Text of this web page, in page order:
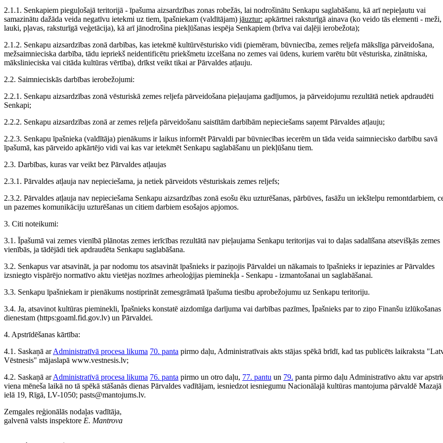
2.1.1. Senkapiem pieguļošajā teritorijā - īpašuma aizsardzības zonas robežās, lai nodrošinātu Senkapu saglabāšanu, kā arī nepieļautu vai
samazinātu dažāda veida negatīvu ietekmi uz tiem, īpašniekam (valdītājam) jāuztur: apkārtnei raksturīgā ainava (ko veido tās elementi - meži,
lauki, pļavas, raksturīgā veģetācija), kā arī jānodrošina piekļūšanas iespēja Senkapiem (brīva vai daļēji ierobežota);
2.1.2. Senkapu aizsardzības zonā darbības, kas ietekmē kultūrvēsturisko vidi (piemēram, būvniecība, zemes reljefa mākslīga pārveidošana,
mežsaimnieciska darbība, tādu iepriekš neidentificētu priekšmetu izcelšana no zemes vai ūdens, kuriem varētu būt vēsturiska, zinātniska,
mākslinieciska vai citāda kultūras vērtība), drīkst veikt tikai ar Pārvaldes atļauju.
2.2. Saimnieciskās darbības ierobežojumi:
2.2.1. Senkapu aizsardzības zonā vēsturiskā zemes reljefa pārveidošana pieļaujama gadījumos, ja pārveidojumu rezultātā netiek apdraudēti
Senkapi;
2.2.2. Senkapu aizsardzības zonā ar zemes reljefa pārveidošanu saistītām darbībām nepieciešams saņemt Pārvaldes atļauju;
2.2.3. Senkapu īpašnieka (valdītāja) pienākums ir laikus informēt Pārvaldi par būvniecības iecerēm un tāda veida saimniecisko darbību savā
īpašumā, kas pārveido apkārtējo vidi vai kas var ietekmēt Senkapu saglabāšanu un piekļūšanu tiem.
2.3. Darbības, kuras var veikt bez Pārvaldes atļaujas
2.3.1. Pārvaldes atļauja nav nepieciešama, ja netiek pārveidots vēsturiskais zemes reljefs;
2.3.2. Pārvaldes atļauja nav nepieciešama Senkapu aizsardzības zonā esošu ēku uzturēšanas, pārbūves, fasāžu un iekštelpu remontdarbiem,
un pazemes komunikāciju uzturēšanas un citiem darbiem esošajos apjomos.
3. Citi noteikumi:
3.1. Īpašumā vai zemes vienībā plānotas zemes ierīcības rezultātā nav pieļaujama Senkapu teritorijas vai to daļas sadalīšana atsevišķās zemes
vienībās, ja tādējādi tiek apdraudēta Senkapu saglabāšana.
3.2. Senkapus var atsavināt, ja par nodomu tos atsavināt īpašnieks ir paziņojis Pārvaldei un nākamais to īpašnieks ir iepazinies ar Pārvaldes
izsniegto vispārējo normatīvo aktu vietējas nozīmes arheoloģijas pieminekļa - Senkapu - izmantošanai un saglabāšanai.
3.3. Senkapu īpašniekam ir pienākums nostiprināt zemesgrāmatā īpašuma tiesību aprobežojumu uz Senkapu teritoriju.
3.4. Ja, atsavinot kultūras pieminekli, Īpašnieks konstatē aizdomīga darījuma vai darbības pazīmes, Īpašnieks par to ziņo Finanšu izlūkošanas
dienestam (https:goaml.fid.gov.lv) un Pārvaldei.
4. Apstrīdēšanas kārtība:
4.1. Saskaņā arAdministratīvā procesa likuma 70. panta pirmo daļu, Administratīvais akts stājas spēkā brīdī, kad tas publicēts laikraksta
Vēstnesis" mājaslapā www.vestnesis.lv;
4.2. Saskaņā arAdministratīvā procesa likuma 76. panta pirmo un otro daļu, 77. pantu un 79. panta pirmo daļu Administratīvo aktu var
viena mēneša laikā no tā spēkā stāšanās dienas Pārvaldes vadītājam, iesniedzot iesniegumu Nacionālajā kultūras mantojuma pārvaldē
ielā 19, Rīgā, LV-1050; pasts@mantojums.lv.
Zemgales reģionālās nodaļas vadītāja,
galvenā valsts inspektore E. Mantrova